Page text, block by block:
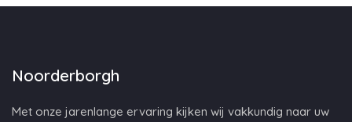
Noorderborgh
Met onze jarenlange ervaring kijken wij vakkundig naar uw